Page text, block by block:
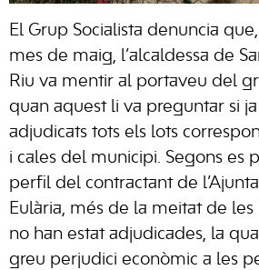
El Grup Socialista denuncia
mes de maig, l’alcaldessa de
Riu va mentir al portaveu del
quan aquest li va preguntar si
adjudicats tots els lots
i cales del municipi. Segons es
perfil del contractant de
Eulària, més de la meitat de les
no han estat adjudicades, la
greu perjudici econòmic a les